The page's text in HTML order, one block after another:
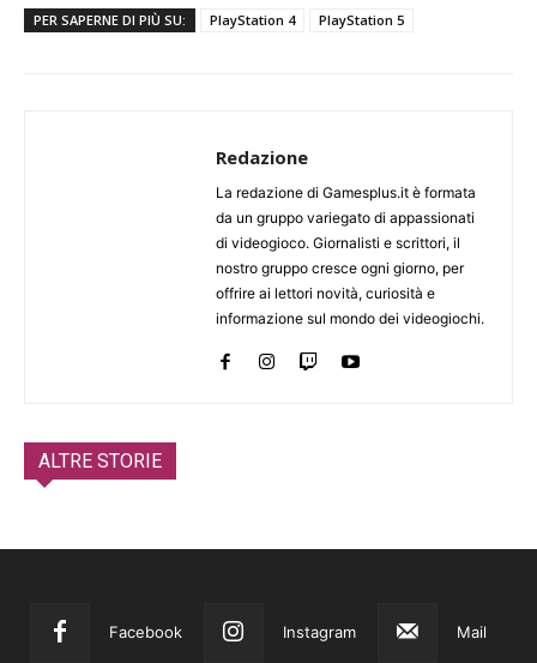
PER SAPERNE DI PIÙ SU: PlayStation 4 PlayStation 5
Redazione
La redazione di Gamesplus.it è formata
da un gruppo variegato di appassionati
di videogioco. Giornalisti e scrittori, il
nostro gruppo cresce ogni giorno, per
offrire ai lettori novità, curiosità e
informazione sul mondo dei videogiochi.
ALTRE STORIE
Facebook Instagram Mail